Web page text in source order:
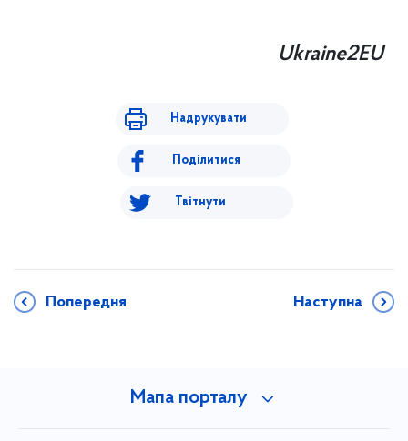
Ukraine2EU
Надрукувати
Поділитися
Твітнути
Попередня Наступна
Мапа порталу